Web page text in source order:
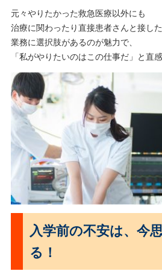
元々やりたかった救急医療以外にも
治療に関わったり直接患者さんと接し
業務に選択肢があるのが魅力で、
「私がやりたいのはこの仕事だ」と直
入学前の不安は、今
る！